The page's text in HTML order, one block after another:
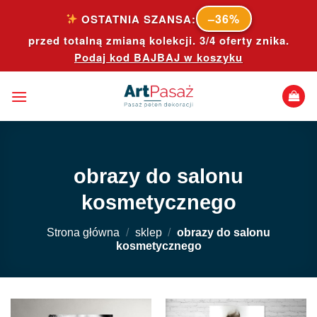
content
OSTATNIA SZANSA: –36%
przed totalną zmianą kolekcji. 3/4 oferty znika.
Podaj kod BAJBAJ w koszyku
obrazy do salonu
kosmetycznego
Strona główna / sklep / obrazy do salonu
kosmetycznego